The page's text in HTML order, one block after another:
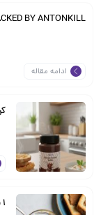
BY ANTONKILL
ادامه مقاله
1 قاشق کره بادام زمینی چقدر پروتئین داره؟